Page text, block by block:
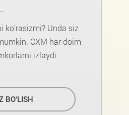
Unda siz
CXM har doim
izlaydi.
BO‘LISH